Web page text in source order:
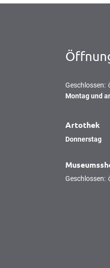
Klicken, um
Geschlossen:
Montag und
Artothek
Donnerstag
Klicken, um
Geschlossen: